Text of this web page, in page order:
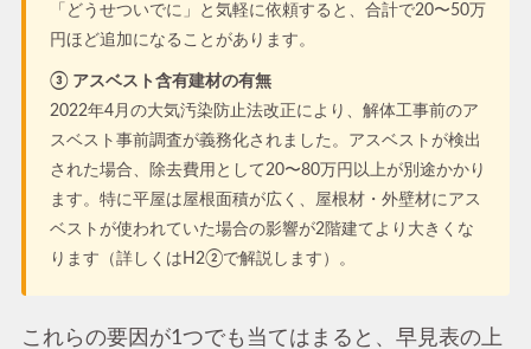
「どうせついでに」と気軽に依頼すると、合計で20〜50万
円ほど追加になることがあります。
③ アスベスト含有建材の有無
2022年4月の大気汚染防止法改正により、解体工事前のア
スベスト事前調査が義務化されました。アスベストが検出
された場合、除去費用として20〜80万円以上が別途かかり
ます。特に平屋は屋根面積が広く、屋根材・外壁材にアス
ベストが使われていた場合の影響が2階建てより大きくな
ります（詳しくはH2②で解説します）。
これらの要因が1つでも当てはまると、早見表の上